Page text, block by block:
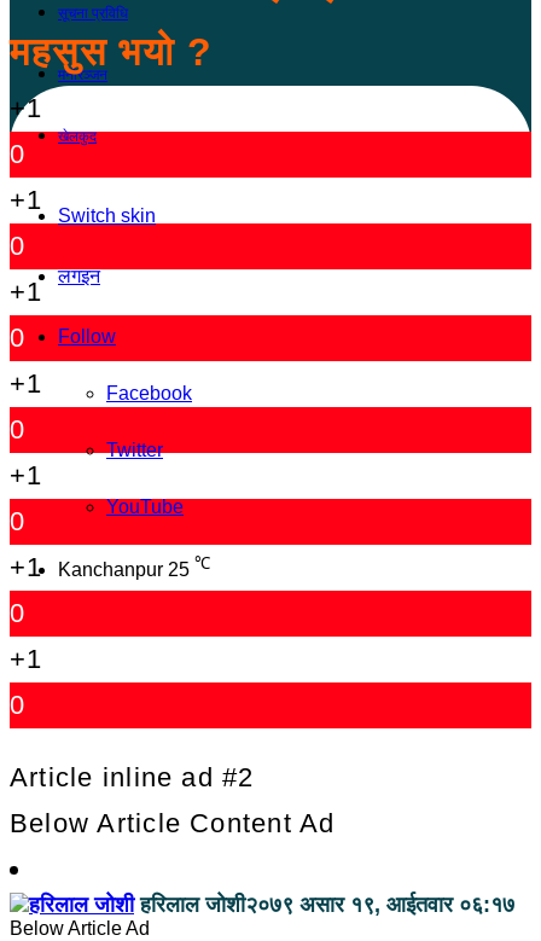
सूचना प्रविधि
मनोरञ्जन
खेलकुद
Switch skin
लगइन
Follow
Facebook
Twitter
YouTube
Kanchanpur 25 ℃
महसुस भयो ?
+1
0
+1
0
+1
0
+1
0
+1
0
+1
0
+1
0
Article inline ad #2
Below Article Content Ad
हरिलाल जोशी२०७९ असार १९, आईतवार ०६:१७
Below Article Ad